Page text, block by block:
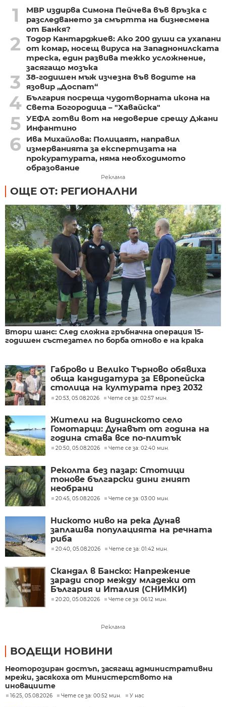
1
МВР издирва Симона Пейчева във връзка с
разследването за смъртта на бизнесмена
от Банкя?
2
Тодор Кантарджиев: Ако 200 души са ухапани
от комар, носещ вируса на Западнонилската
треска, един развива тежко усложнение,
засягащо мозъка
3
38-годишен мъж изчезна във водите на
язовир „Доспат“
4 България посреща чудотворната икона на
Света Богородица – "Хавайска"
5 УЕФА готви вот на недоверие срещу Джани
Инфантино
6
Ива Михайлова: Полицаят, направил
измерванията за експертизата на
прокуратурата, няма необходимото
образование
Реклама
ОЩЕ ОТ: РЕГИОНАЛНИ
Втори шанс: След сложна гръбначна операция 15-
годишен състезател по борба отново е на крака
Габрово и Велико Търново обявиха
обща кандидатура за Европейска
столица на културата през 2032
година
20:53, 05.08.2026 Чете се за: 02:57 мин.
Жители на видинското село
Гомотарци: Дунавът от година на
година става все по-плитък
20:50, 05.08.2026 Чете се за: 02:40 мин.
Реколта без пазар: Стотици
тонове български дини гният
необрани
20:45, 05.08.2026 Чете се за: 03:00 мин.
Ниското ниво на река Дунав
заплашва популацията на речната
риба
20:40, 05.08.2026 Чете се за: 01:42 мин.
Скандал в Банско: Напрежение
заради спор между младежи от
България и Италия (СНИМКИ)
20:20, 05.08.2026 Чете се за: 06:12 мин.
Реклама
ВОДЕЩИ НОВИНИ
Неоторозиран достъп, засягащ административни
мрежи, засякоха от Министерството на
иновациите
16:25, 05.08.2026 Чете се за: 00:52 мин. У нас